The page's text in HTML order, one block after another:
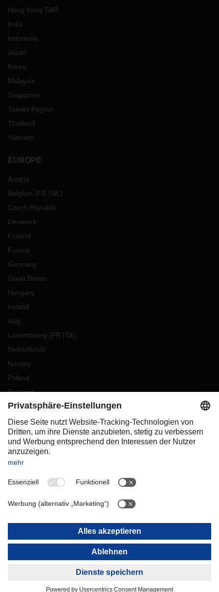
Hong Kong SAR
India
Indonesia
Japan
Korea
Malaysia
Singapore
Taiwan Region
Thailand
Vietnam
EUROPE
Austria
Belgium (FR NL )
Czech Republic
Denmark
Finland
France
Germany
Great Britain
Hungary
Ireland
Italy
Luxembourg (FR DE)
Netherlands
Norway
Poland
Portugal
Romania
Slovakia
Spain
Sweden
Switzerland
OCEANIA